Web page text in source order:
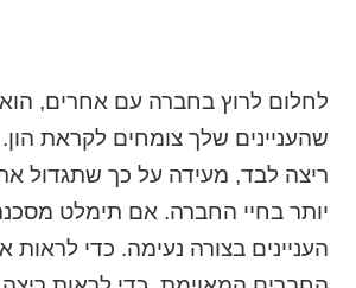
לחלום לרוץ בחברה עם אחרים,
שהעניינים שלך צומחים לקראת
ריצה לבד, מעידה על כך שתגדול
יותר בחיי החברה. אם תימלט
העניינים בצורה נעימה. כדי